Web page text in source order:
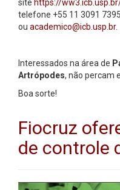
site https://
telefone +55 11 3091
ou academico@icb.usp.br.
Interessados na área de
Artrópodes, não percam
Boa sorte!
Fiocruz
de controle